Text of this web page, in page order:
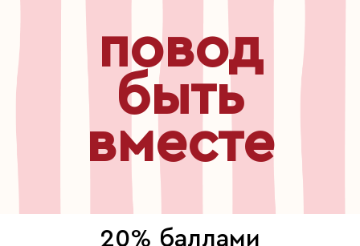
бесплатный звонок по России
8 800 775⁠-07⁠-19
новинках, специальных
мероприятиях, скидках и
многом другом
повод
быть
вместе
20% баллами